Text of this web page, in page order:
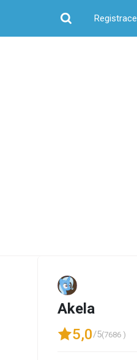
Hledat
Registrace
Akela
5,0/5(7686 )